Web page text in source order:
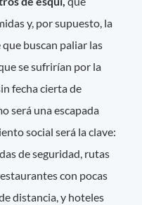
y, por supuesto, la
buscan paliar las
se sufrirían por la
fecha cierta de
será una escapada
social será la clave:
de seguridad, rutas
con pocas
distancia, y hoteles